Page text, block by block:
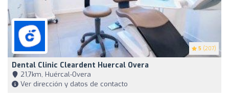
5 (207)
Dental Clinic Cleardent Huercal Overa
21,7km, Huércal-Overa
Ver dirección y datos de contacto